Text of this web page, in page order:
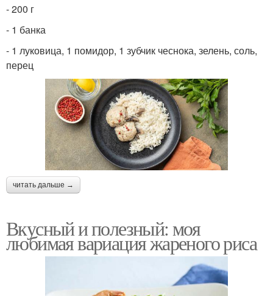
- 200 г
- 1 банка
- 1 луковица, 1 помидор, 1 зубчик чеснока, зелень, соль,
перец
читать дальше →
Вкусный и полезный: моя
любимая вариация жареного риса